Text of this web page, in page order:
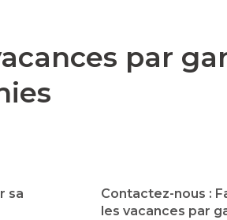
par
sa
Contactez-nous :
les vacances par